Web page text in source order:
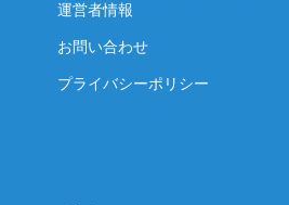
運営者情報
お問い合わせ
プライバシーポリシー